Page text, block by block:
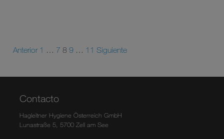
Anterior 1 … 7 8 9 … 11 Siguiente
Contacto
Hagleitner Hygiene Österreich GmbH
Lunastraße 5, 5700 Zell am See